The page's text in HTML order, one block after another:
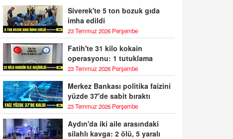
Siverek'te 5 ton bozuk gıda
imha edildi
23 Temmuz 2026 Perşembe
Fatih'te 31 kilo kokain
operasyonu: 1 tutuklama
23 Temmuz 2026 Perşembe
Merkez Bankası politika faizini
yüzde 37'de sabit bıraktı
23 Temmuz 2026 Perşembe
Aydın'da iki aile arasındaki
silahlı kavga: 2 ölü, 5 yaralı